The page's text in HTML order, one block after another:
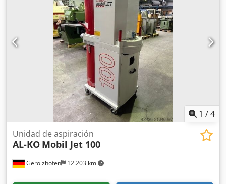
1 /4
Gerolzhofen 12.203 km
Unidad de aspiración
AL-KO Mobil Jet 100